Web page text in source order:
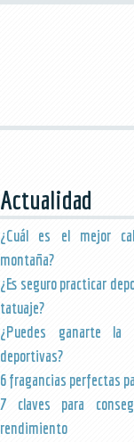
Actualidad
¿Cuál es el mejor
montaña?
¿Es seguro practicar
tatuaje?
¿Puedes ganarte
deportivas?
6 fragancias perfectas
7 claves para
rendimiento